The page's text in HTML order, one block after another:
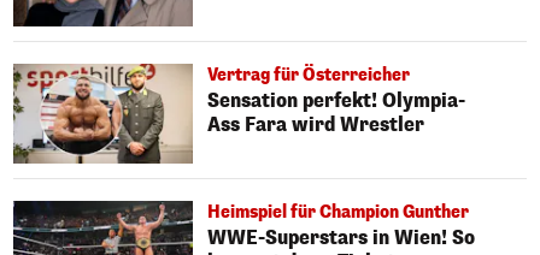
Vertrag für Österreicher
Sensation perfekt! Olympia-
Ass Fara wird Wrestler
Heimspiel für Champion Gunther
WWE-Superstars in Wien! So